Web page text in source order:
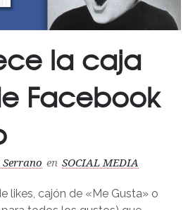
la caja
Facebook
Serrano en SOCIAL MEDIA
likes, cajón de «Me Gusta» o